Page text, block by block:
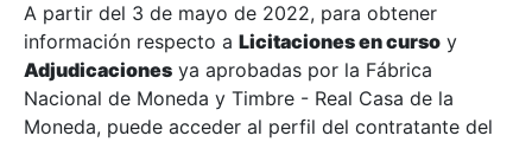
Erakutsi/Ezkutatu
Erakutsi/Ezkutatu
Erakutsi/Ezkutatu
A partir del 3 de mayo de 2022, para obtener
información respecto a Licitaciones en curso y
Adjudicaciones ya aprobadas por la Fábrica
Nacional de Moneda y Timbre - Real Casa de la
Moneda, puede acceder al perfil del contratante del